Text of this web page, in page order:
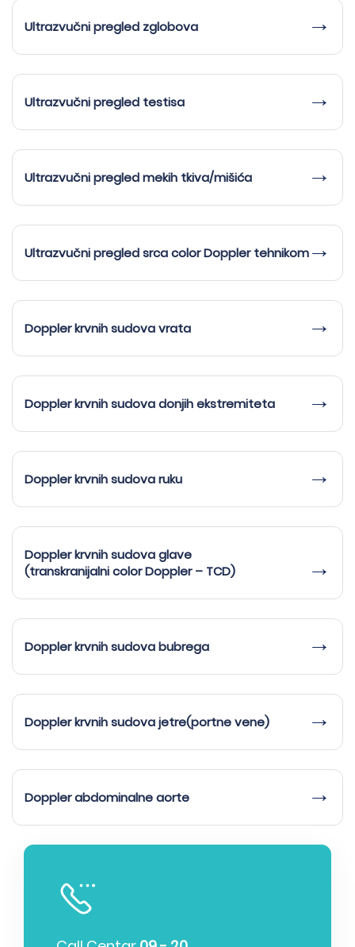
Ultrazvučni pregled zglobova
Ultrazvučni pregled testisa
Ultrazvučni pregled mekih tkiva/mišića
Ultrazvučni pregled srca color Doppler tehnikom
Doppler krvnih sudova vrata
Doppler krvnih sudova donjih ekstremiteta
Doppler krvnih sudova ruku
Doppler krvnih sudova glave
(transkranijalni color Doppler – TCD)
Doppler krvnih sudova bubrega
Doppler krvnih sudova jetre(portne vene)
Doppler abdominalne aorte
→